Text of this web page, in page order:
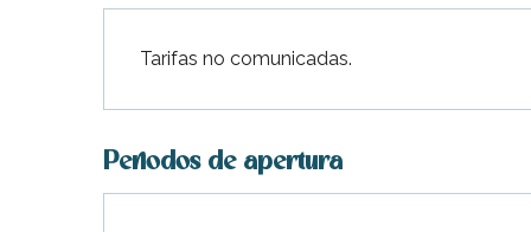
Tarifas no comunicadas.
Periodos de apertura